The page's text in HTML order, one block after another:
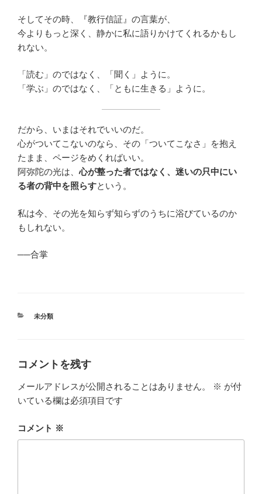
そしてその時、『教行信証』の言葉が、
今よりもっと深く、静かに私に語りかけてくれるかもし
れない。
「読む」のではなく、「聞く」ように。
「学ぶ」のではなく、「ともに生きる」ように。
だから、いまはそれでいいのだ。
心がついてこないのなら、その「ついてこなさ」を抱え
たまま、ページをめくればいい。
阿弥陀の光は、心が整った者ではなく、迷いの只中にい
る者の背中を照らすという。
私は今、その光を知らず知らずのうちに浴びているのか
もしれない。
──合掌
カ
未分類
コメントを残す
メールアドレスが公開されることはありません。 ※ が付
いている欄は必須項目です
コメント ※